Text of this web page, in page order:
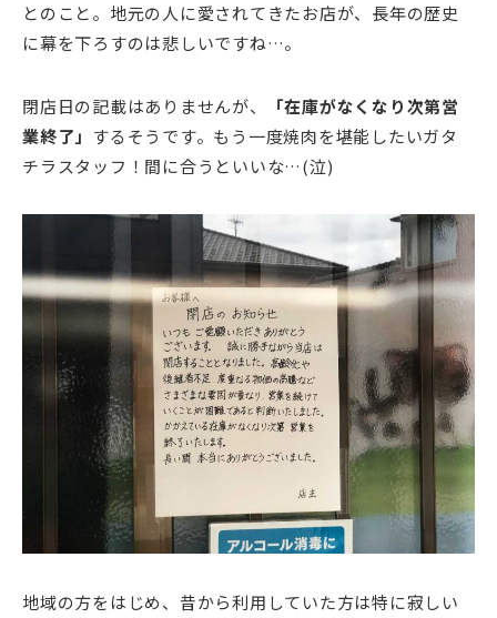
とのこと。地元の人に愛されてきたお店が、長年の歴史
に幕を下ろすのは悲しいですね…。
閉店日の記載はありませんが、
「在庫がなくなり次第営
業終了」 するそうです。もう一度焼肉を堪能したいガタ
チラスタッフ！間に合うといいな…(泣)
地域の方をはじめ、昔から利用していた方は特に寂しい